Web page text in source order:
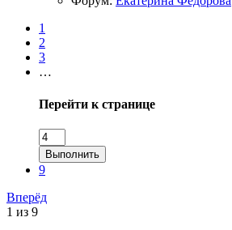
1
2
3
…
Перейти к странице
Выполнить
9
Вперёд
1 из 9